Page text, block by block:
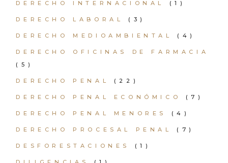
DERECHO INTERNACIONAL (1)
DERECHO LABORAL (3)
DERECHO MEDIOAMBIENTAL (4)
DERECHO OFICINAS DE FARMACIA
(5)
DERECHO PENAL (22)
DERECHO PENAL ECONÓMICO (7)
DERECHO PENAL MENORES (4)
DERECHO PROCESAL PENAL (7)
DESFORESTACIONES (1)